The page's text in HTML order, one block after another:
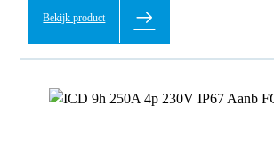
Bekijk product